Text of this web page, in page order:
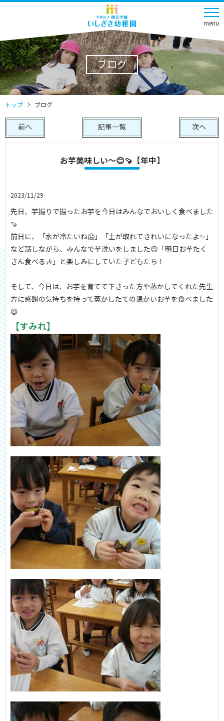
menu
ブログ
トップ ブログ
前へ 次へ
記事一覧
お芋美味しい～😊🍠【年中】
2023/11/29
先日、芋掘りで掘ったお芋を今日はみんなでおいしく食べました
🍠
前日に、「水が冷たいね🥶」「土が取れてきれいになったよ✨」
など話しながら、みんなで芋洗いをしました😊「明日お芋たく
さん食べる🎶」と楽しみにしていた子どもたち！
そして、今日は、お芋を育てて下さった方や蒸かしてくれた先生
方に感謝の気持ちを持って蒸かしたての温かいお芋を食べました
😆
【すみれ】